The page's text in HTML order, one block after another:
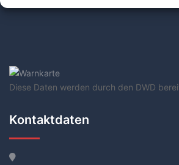
Diese Daten werden durch den DWD
Kontaktdaten